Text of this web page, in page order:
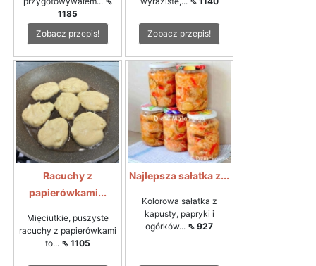
1185
Zobacz przepis!
Zobacz przepis!
Racuchy z
papierówkami...
Mięciutkie, puszyste
racuchy z papierówkami
to... ⇖ 1105
Najlepsza sałatka z...
Kolorowa sałatka z
kapusty, papryki i
ogórków... ⇖ 927